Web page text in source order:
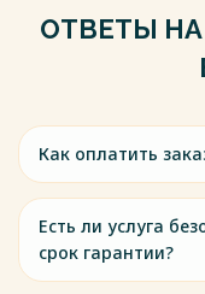
ОТВЕТЫ
Как оплатить
Есть ли услуга
срок гарантии?